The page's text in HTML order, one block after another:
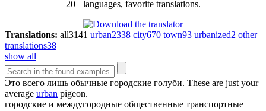
20+ languages, favorite translations.
Translations: all3141 urban2338 city670 town93 urbanized2 other
translations38
show all
Это всего лишь обычные городские голуби. These are just your
average urban pigeon.
городские и междугородные общественные транспортные